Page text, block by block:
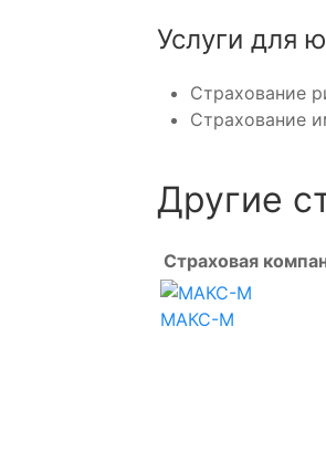
Услуги для
Страхование
Страхование
Другие
Страховая
МАКС-М